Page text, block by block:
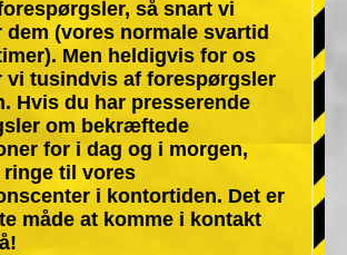
så snart vi
dem (vores normale svartid
Men heldigvis for os
vi tusindvis af forespørgsler
Hvis du har presserende
om bekræftede
for i dag og i morgen,
ringe til vores
i kontortiden. Det er
måde at komme i kontakt